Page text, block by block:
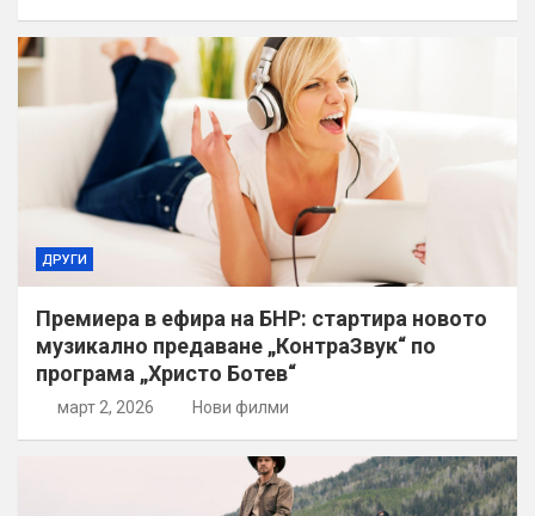
ДРУГИ
Премиера в ефира на БНР: стартира новото
музикално предаване „КонтраЗвук“ по
програма „Христо Ботев“
март 2, 2026 Нови филми